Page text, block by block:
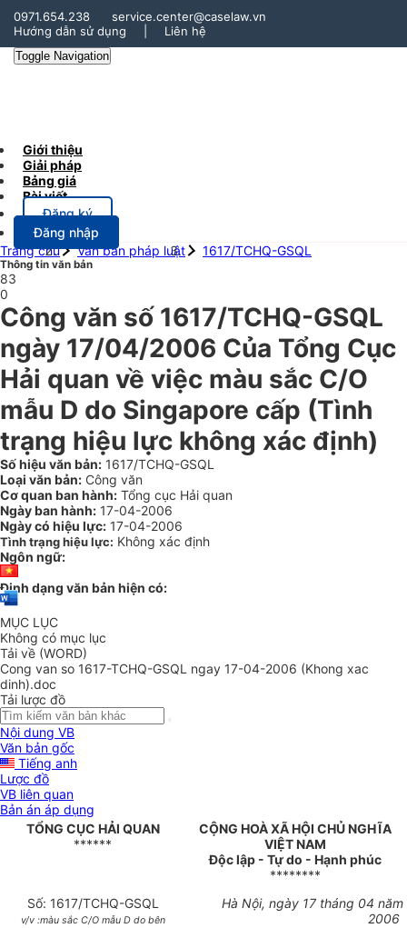
0971.654.238
service.center@caselaw.vn
Hướng dẫn sử dụng
Liên hệ
Toggle Navigation
Giới thiệu
Giải pháp
Bảng giá
Bài viết
Đăng ký
Đăng nhập
Trang chủ
Văn bản pháp luật 1617/TCHQ-GSQL
Thông tin văn bản
83
0
Công văn số 1617/TCHQ-GSQL
ngày 17/04/2006 Của Tổng Cục
Hải quan về việc màu sắc C/O
mẫu D do Singapore cấp (Tình
trạng hiệu lực không xác định)
Số hiệu văn bản: 1617/TCHQ-GSQL
Loại văn bản: Công văn
Cơ quan ban hành: Tổng cục Hải quan
Ngày ban hành: 17-04-2006
Ngày có hiệu lực: 17-04-2006
Tình trạng hiệu lực: Không xác định
Ngôn ngữ:
Định dạng văn bản hiện có:
MỤC LỤC
Không có mục lục
Tải về (WORD)
Cong van so 1617-TCHQ-GSQL ngay 17-04-2006 (Khong xac
dinh).doc
Tải lược đồ
Nội dung VB
Văn bản gốc
Tiếng anh
Lược đồ
VB liên quan
Bản án áp dụng
TỔNG CỤC HẢI QUAN
******
CỘNG HOÀ XÃ HỘI CHỦ NGHĨA
VIỆT NAM
Độc lập - Tự do - Hạnh phúc
********
Số: 1617/TCHQ-GSQL
v/v :màu sắc C/O mẫu D do bên
Hà Nội, ngày 17 tháng 04 năm
2006